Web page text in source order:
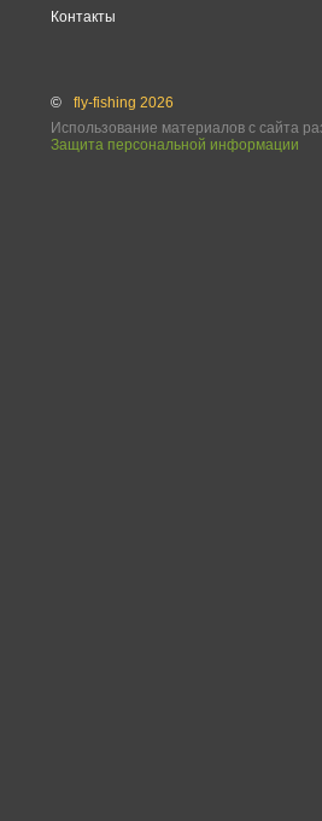
Контакты
©
fly-fishing 2026
Использование материалов с сайта
Защита персональной информации